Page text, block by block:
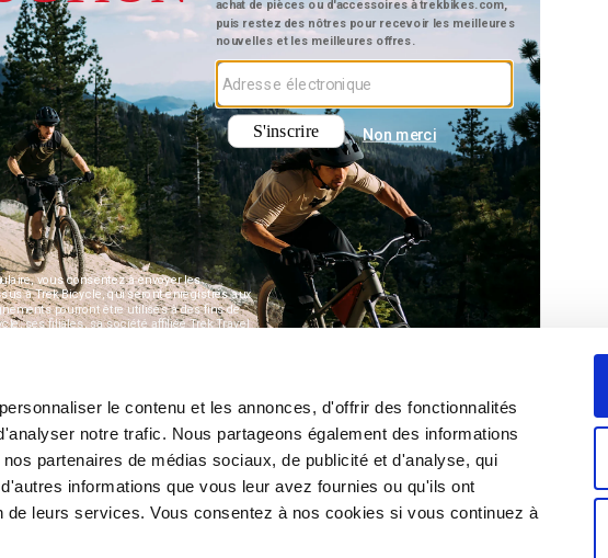
le contenu et les annonces, d'offrir des fonctionnalités
notre trafic. Nous partageons également des informations
partenaires de médias sociaux, de publicité et d'analyse, qui
informations que vous leur avez fournies ou qu'ils ont
leurs services. Vous consentez à nos cookies si vous continuez à